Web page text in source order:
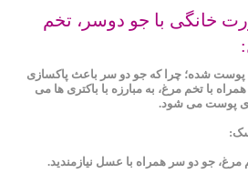
خانگی با جو دوسر، تخم‌
پوست شده؛ چرا که جو دو سر باعث پاکسازی
با تخم ‌مرغ، به مبارزه با باکتری ‌ها می
ی پوست می شود.
جو دو سر همراه با عسل نیازمندید.